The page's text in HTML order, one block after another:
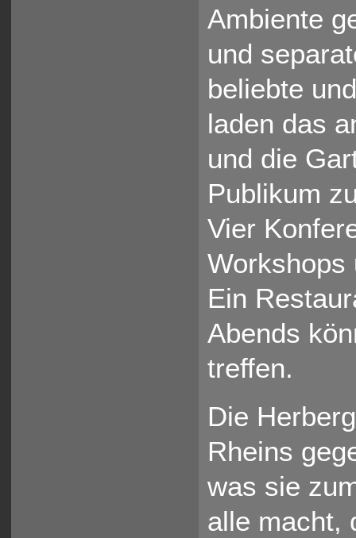
Ambiente
und
beliebte
laden das
und die
Publikum
Vier
Workshops
Ein
Abends
treffen.
Die
Rheins
was sie
alle macht,